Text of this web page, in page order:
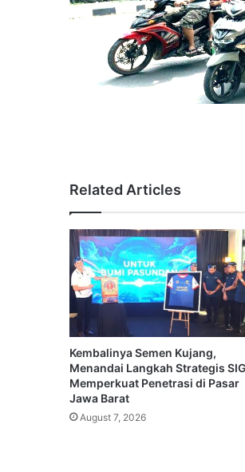
Related Articles
Kembalinya Semen Kujang,
Menandai Langkah Strategis SIG
Memperkuat Penetrasi di Pasar
Jawa Barat
August 7, 2026